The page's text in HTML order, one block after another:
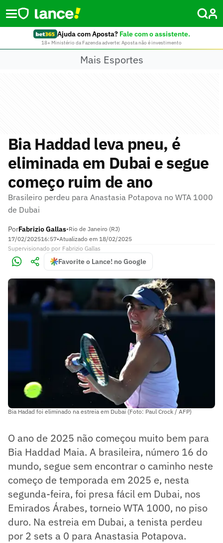
Ajuda com Aposta? Fale com o assistente.
18+ Ministério da Fazenda adverte: Aposta não é investimento
Mais Esportes
Bia Haddad leva pneu, é
eliminada em Dubai e segue
começo ruim de ano
Brasileiro perdeu para Anastasia Potapova no WTA 1000
de Dubai
PorFabrizio Gallas•Rio de Janeiro (RJ)
17/02/202516:57•Atualizado em 18/02/2025
Supervisionado por Fabrizio Gallas
Favorite o Lance! no Google
Bia Hadad foi eliminado na estreia em Dubai (Foto: Paul Crock / AFP)
O ano de 2025 não começou muito bem para
Bia Haddad Maia. A brasileira, número 16 do
mundo, segue sem encontrar o caminho neste
começo de temporada em 2025 e, nesta
segunda-feira, foi presa fácil em Dubai, nos
Emirados Árabes, torneio WTA 1000, no piso
duro. Na estreia em Dubai, a tenista perdeu
por 2 sets a 0 para Anastasia Potapova.